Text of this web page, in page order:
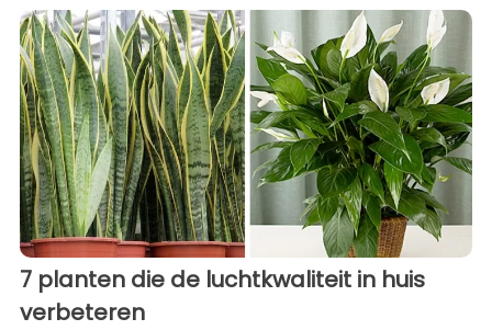
7 planten die de luchtkwaliteit in huis
verbeteren